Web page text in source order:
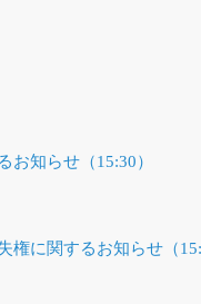
知らせ（15:30）
権に関するお知らせ（